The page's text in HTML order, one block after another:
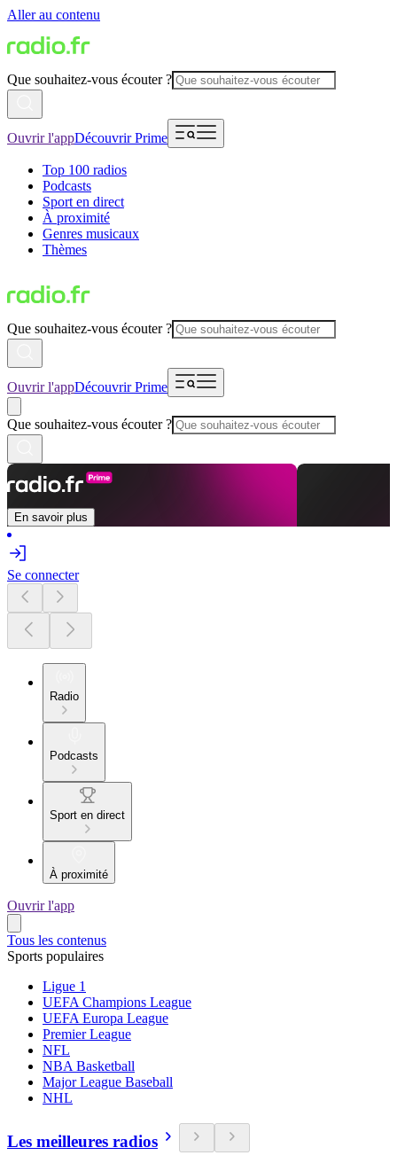
Aller au contenu
Que souhaitez-vous écouter ?
Ouvrir l'appDécouvrir Prime
Top 100 radios
Podcasts
Sport en direct
À proximité
Genres musicaux
Thèmes
Que souhaitez-vous écouter ?
Ouvrir l'appDécouvrir Prime
Que souhaitez-vous écouter ?
En savoir plus
Se connecter
Radio
Podcasts
Sport en direct
À proximité
Ouvrir l'app
Tous les contenus
Sports populaires
Ligue 1
UEFA Champions League
UEFA Europa League
Premier League
NFL
NBA Basketball
Major League Baseball
NHL
Les meilleures radios